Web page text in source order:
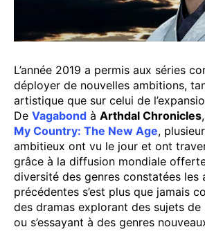
L’année 2019 a permis aux séries
déployer de nouvelles ambitions,
artistique que sur celui de
De Vagabond à Arthdal Chronicles
My Country: The New Age,
ambitieux ont vu le jour et ont
grâce à la diffusion mondiale
diversité des genres constatées les
précédentes s’est plus que jamais
des dramas explorant des sujets
ou s’essayant à des genres